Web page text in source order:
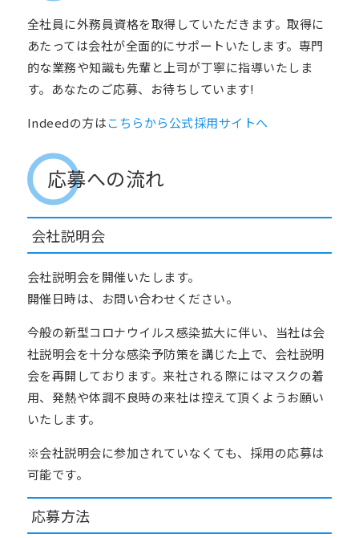
全社員に外務員資格を取得していただきます。取得に
あたっては会社が全面的にサポートいたします。専門
的な業務や知識も先輩と上司が丁寧に指導いたしま
す。あなたのご応募、お待ちしています!
Indeedの方はこちらから公式採用サイトへ
応募への流れ
会社説明会
会社説明会を開催いたします。
開催日時は、お問い合わせください。
今般の新型コロナウイルス感染拡大に伴い、当社は会
社説明会を十分な感染予防策を講じた上で、会社説明
会を再開しております。来社される際にはマスクの着
用、発熱や体調不良時の来社は控えて頂くようお願い
いたします。
※会社説明会に参加されていなくても、採用の応募は
可能です。
応募方法